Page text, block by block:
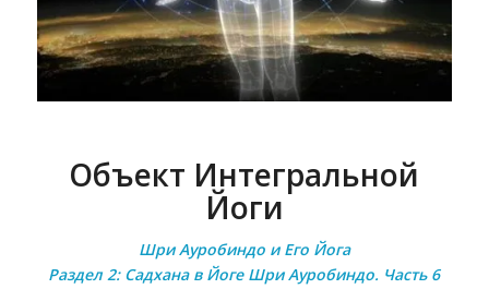
Объект Интегральной
Йоги
Шри Ауробиндо и Его Йога
Раздел 2: Садхана в Йоге Шри Ауробиндо. Часть 6